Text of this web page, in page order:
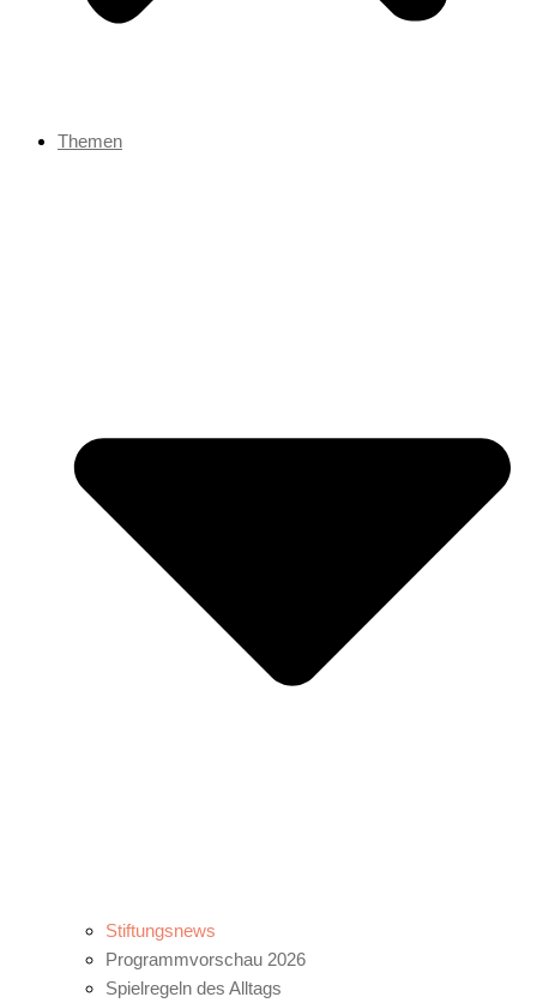
Themen
Stiftungsnews
Programmvorschau 2026
Spielregeln des Alltags